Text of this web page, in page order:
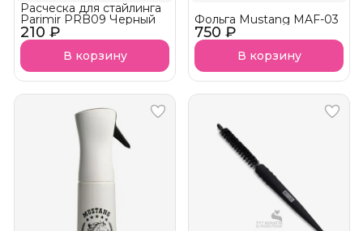
210 ₽
Расческа для стайлинга
Parimir PRB09 Черный
В корзину
750 ₽
Фольга Mustang MAF-03
В корзину